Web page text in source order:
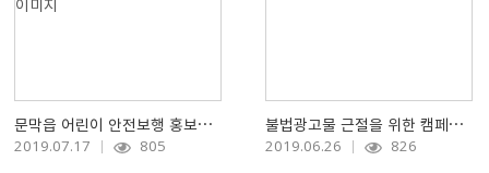
문막읍 어린이 안전보행 홍보를 위한 우산나누기 행사
2019.07.17 805
불법광고물 근절을 위한 캠페인 실시
2019.06.26 826